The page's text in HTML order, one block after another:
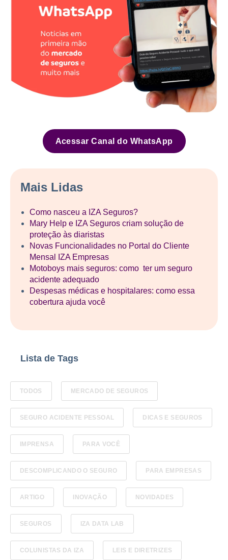
Acessar Canal do WhatsApp
Mais Lidas
Como nasceu a IZA Seguros?
Mary Help e IZA Seguros criam solução de
proteção às diaristas
Novas Funcionalidades no Portal do Cliente
Mensal IZA Empresas
Motoboys mais seguros: como ter um seguro
acidente adequado
Despesas médicas e hospitalares: como essa
cobertura ajuda você
Lista de Tags
TODOS MERCADO DE SEGUROS
SEGURO ACIDENTE PESSOAL DICAS E SEGUROS
IMPRENSA PARA VOCÊ
DESCOMPLICANDO O SEGURO PARA EMPRESAS
ARTIGO INOVAÇÃO NOVIDADES
SEGUROS IZA DATA LAB
COLUNISTAS DA IZA LEIS E DIRETRIZES